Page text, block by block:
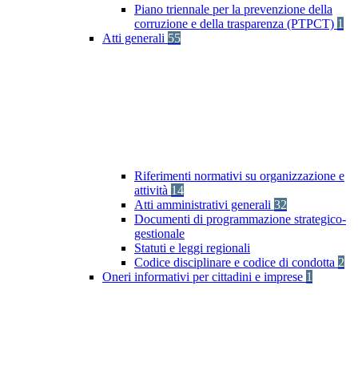
Piano triennale per la prevenzione della
corruzione e della trasparenza (PTPCT) 1
Atti generali 55
Riferimenti normativi su organizzazione e
attività 14
Atti amministrativi generali 32
Documenti di programmazione strategico-
gestionale
Statuti e leggi regionali
Codice disciplinare e codice di condotta 2
Oneri informativi per cittadini e imprese 1